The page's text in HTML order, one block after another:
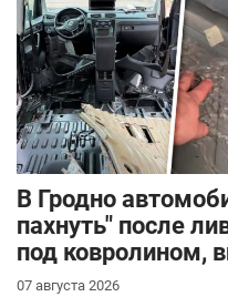
В Гродно
пахнуть" после
под ковролином,
07 августа 2026